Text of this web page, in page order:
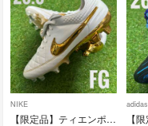
NIKE
【限定品】ティエンポ レジェンド RGN FG SE 26.5cm 送料無料
adidas